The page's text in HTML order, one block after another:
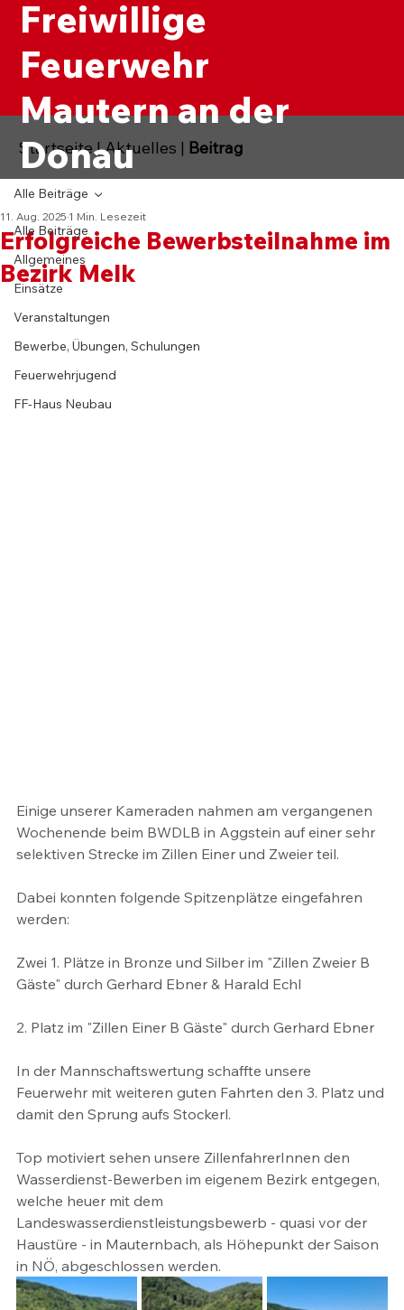
Freiwillige
Feuerwehr
Mautern an der
Donau
Alle Beiträge
Allgemeines
Einsätze
Veranstaltungen
Bewerbe, Übungen, Schulungen
Feuerwehrjugend
FF-Haus Neubau
Alle Beiträge
Erfolgreiche Bewerbsteilnahme im
Bezirk Melk
11. Aug. 2025 1 Min. Lesezeit
Einige unserer Kameraden nahmen am vergangenen
Wochenende beim BWDLB in Aggstein auf einer sehr
selektiven Strecke im Zillen Einer und Zweier teil.
Dabei konnten folgende Spitzenplätze eingefahren
werden:
Zwei 1. ⁠Plätze in Bronze und Silber im "Zillen Zweier B
Gäste" durch Gerhard Ebner & Harald Echl
2. Platz im "Zillen Einer B Gäste" durch Gerhard Ebner
In der Mannschaftswertung schaffte unsere
Feuerwehr mit weiteren guten Fahrten den 3. Platz und
damit den Sprung aufs Stockerl.
Top motiviert sehen unsere ZillenfahrerInnen den
Wasserdienst-Bewerben im eigenem Bezirk entgegen,
welche heuer mit dem
Landeswasserdienstleistungsbewerb - quasi vor der
Haustüre - in Mauternbach, als Höhepunkt der Saison
in NÖ, abgeschlossen werden.
Startseite|Aktuelles | Beitrag